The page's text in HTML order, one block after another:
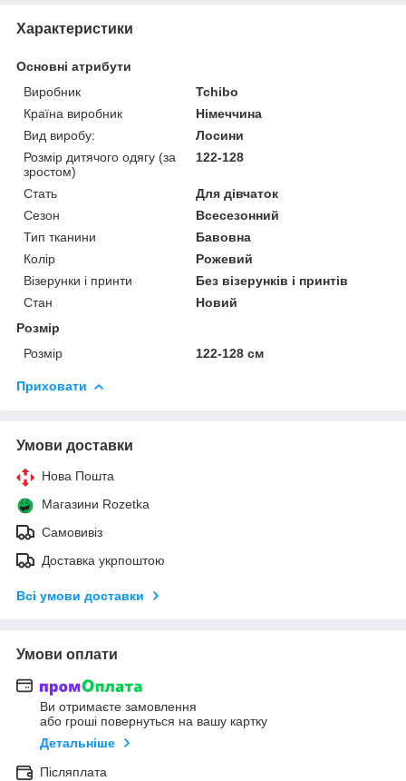
Характеристики
Основні атрибути
Виробник
Tchibo
Країна виробник
Німеччина
Вид виробу:
Лосини
Розмір дитячого одягу (за
зростом)
122-128
Стать
Для дівчаток
Сезон
Всесезонний
Тип тканини
Бавовна
Колір
Рожевий
Візерунки і принти
Без візерунків і принтів
Стан
Новий
Розмір
Розмір
122-128 см
Приховати
Умови доставки
Нова Пошта
Магазини Rozetka
Самовивіз
Доставка укрпоштою
Всі умови доставки
Умови оплати
Ви отримаєте замовлення
або гроші повернуться на вашу картку
Детальніше
Післяплата